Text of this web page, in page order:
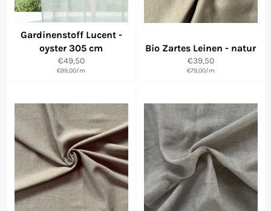
Gardinenstoff Lucent -
oyster 305 cm
Normaler
Preis
€49,50
€99,00/m
Bio Zartes Leinen - natur
Normaler
Preis
€39,50
€79,00/m